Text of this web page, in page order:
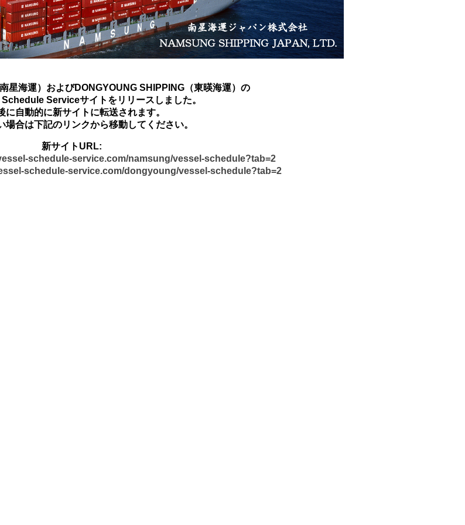
星海運）およびDONGYOUNG SHIPPING（東暎海運）の
Serviceサイトをリリースしました。
に自動的に新サイトに転送されます。
場合は下記のリンクから移動してください。
新サイトURL:
schedule-service.com/namsung/vessel-schedule?tab=2
schedule-service.com/dongyoung/vessel-schedule?tab=2